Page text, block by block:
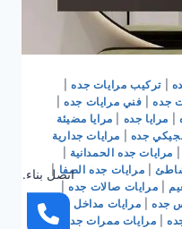
|تركيب مرايات جده|
جده| فني مرايات جده|
مرايا جده
مرايا مضيئة
جده
مرايات جدارية
مرايات جده الحمدانية
مرايات جده الصفا |
مرايات صالات جده|
جده مرايات مداخل جده
|
| مرايات ممرات جده
|
اتصل بناء.